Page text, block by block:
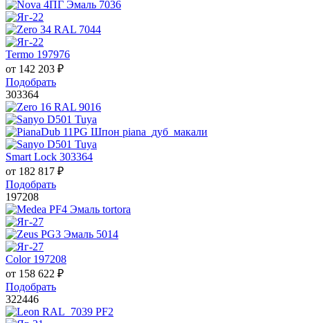
Termo 197976
от 142 203 ₽
Подобрать
303364
Smart Lock 303364
от 182 817 ₽
Подобрать
197208
Color 197208
от 158 622 ₽
Подобрать
322446